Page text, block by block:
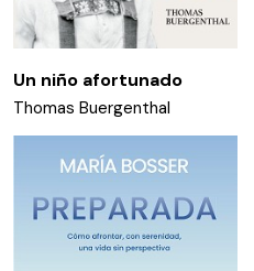
Un niño afortunado
Thomas Buergenthal